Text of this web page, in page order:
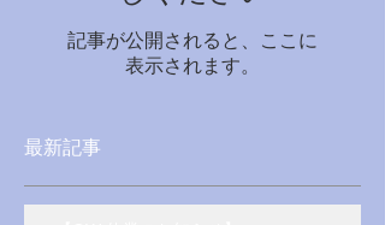
記事が公開されると、ここに
表示されます。
最新記事